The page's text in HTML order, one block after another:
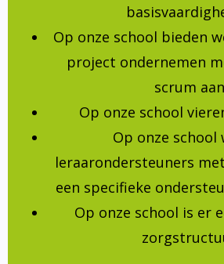
Op onze school bieden
project ondernemen
scrum
Op onze school
Op onze school
leraarondersteuners
een specifieke
Op onze school is er